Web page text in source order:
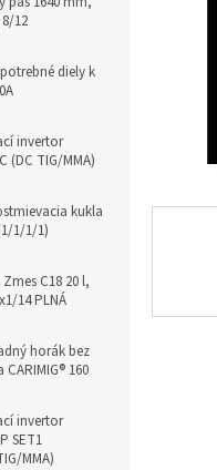
12
diely k
invertor
(DC TIG/MMA)
kukla
1/1/1)
C18 20 l,
14 PLNÁ
horák bez
160
invertor
SET1
MMA)